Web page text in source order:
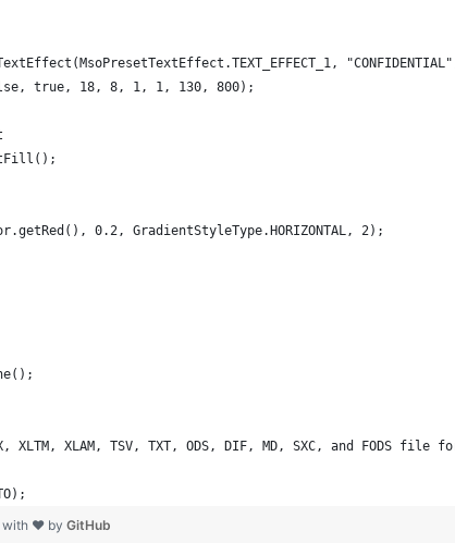
true, 18, 8, 1, 1, 130, 800);
0.2, GradientStyleType.HORIZONTAL, 2);
XLTM, XLAM, TSV, TXT, ODS, DIF, MD, SXC, and FODS file
with ❤ by GitHub